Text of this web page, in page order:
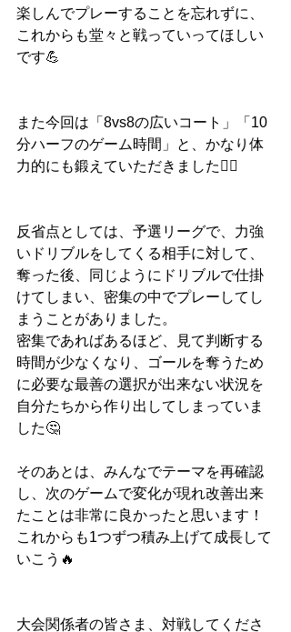
楽しんでプレーすることを忘れずに、
これからも堂々と戦っていってほしい
です💪
また今回は「8vs8の広いコート」「10
分ハーフのゲーム時間」と、かなり体
力的にも鍛えていただきました🙇‍♂️
反省点としては、予選リーグで、力強
いドリブルをしてくる相手に対して、
奪った後、同じようにドリブルで仕掛
けてしまい、密集の中でプレーしてし
まうことがありました。
密集であればあるほど、見て判断する
時間が少なくなり、ゴールを奪うため
に必要な最善の選択が出来ない状況を
自分たちから作り出してしまっていま
した🤔
そのあとは、みんなでテーマを再確認
し、次のゲームで変化が現れ改善出来
たことは非常に良かったと思います！
これからも1つずつ積み上げて成長して
いこう🔥
大会関係者の皆さま、対戦してくださ